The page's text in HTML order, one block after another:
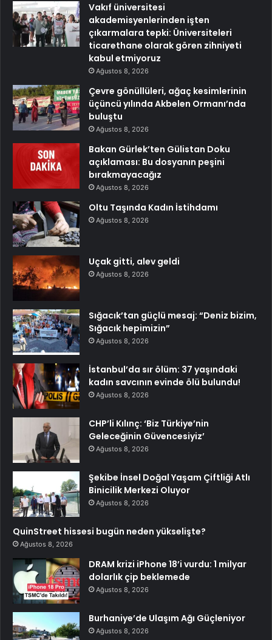
Vakıf üniversitesi
akademisyenlerinden işten
çıkarmalara tepki: Üniversiteleri
ticarethane olarak gören zihniyeti
kabul etmiyoruz
Ağustos 8, 2026
Çevre gönüllüleri, ağaç kesimlerinin
üçüncü yılında Akbelen Ormanı’nda
buluştu
Ağustos 8, 2026
Bakan Gürlek’ten Gülistan Doku
açıklaması: Bu dosyanın peşini
bırakmayacağız
Ağustos 8, 2026
Oltu Taşında Kadın İstihdamı
Ağustos 8, 2026
Uçak gitti, alev geldi
Ağustos 8, 2026
Sığacık’tan güçlü mesaj: “Deniz bizim,
Sığacık hepimizin”
Ağustos 8, 2026
İstanbul’da sır ölüm: 37 yaşındaki
kadın savcının evinde ölü bulundu!
Ağustos 8, 2026
CHP’li Kılınç: ‘Biz Türkiye’nin
Geleceğinin Güvencesiyiz’
Ağustos 8, 2026
Şekibe İnsel Doğal Yaşam Çiftliği Atlı
Binicilik Merkezi Oluyor
Ağustos 8, 2026
QuinStreet hissesi bugün neden yükselişte?
Ağustos 8, 2026
DRAM krizi iPhone 18’i vurdu: 1 milyar
dolarlık çip beklemede
Ağustos 8, 2026
Burhaniye’de Ulaşım Ağı Güçleniyor
Ağustos 8, 2026